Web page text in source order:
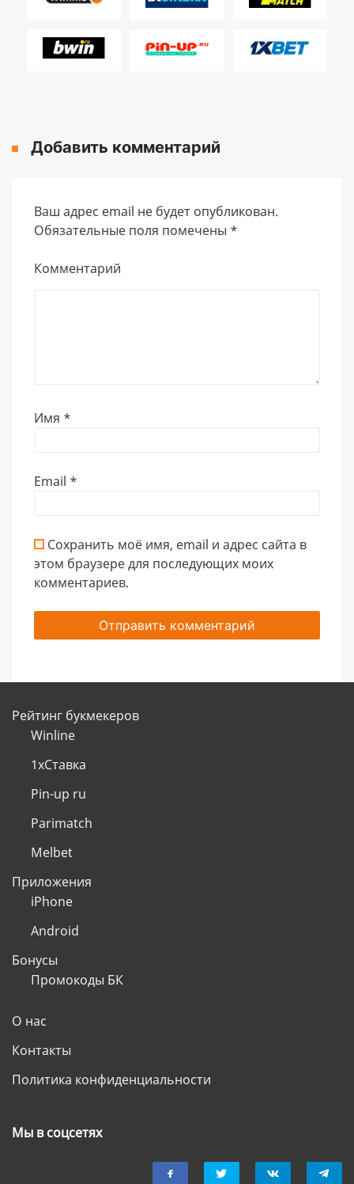
Добавить комментарий
Ваш адрес email не будет опубликован.
Обязательные поля помечены *
Комментарий
Имя *
Email *
Сохранить моё имя, email и адрес сайта в
этом браузере для последующих моих
комментариев.
Рейтинг букмекеров
Winline
1хСтавка
Pin-up ru
Parimatch
Melbet
Приложения
iPhone
Android
Бонусы
Промокоды БК
О нас
Контакты
Политика конфиденциальности
Мы в соцсетях